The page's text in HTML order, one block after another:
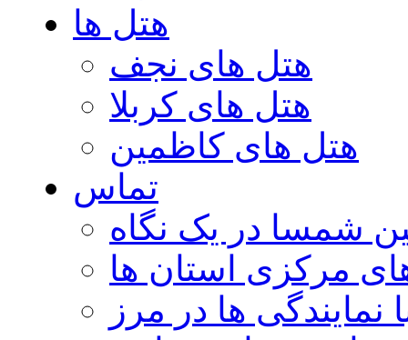
هتل ها
هتل های نجف
هتل های کربلا
هتل های کاظمین
تماس
شمسا در یک نگاه
مرکزی استان ها
نمایندگی ها در مرز